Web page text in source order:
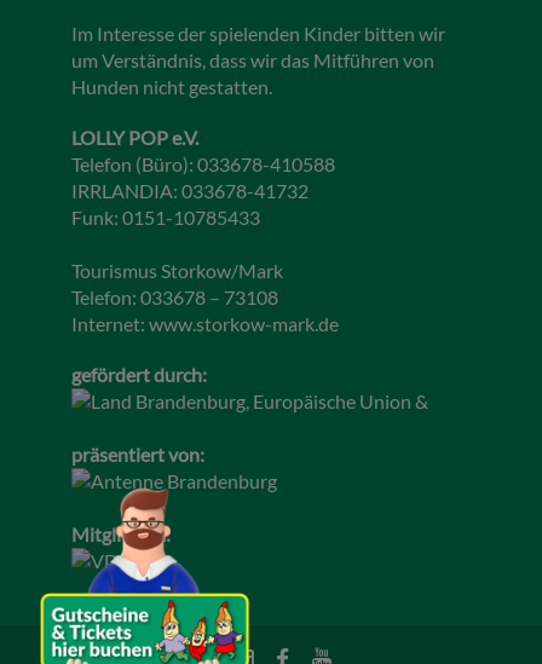
Im Interesse der spielenden Kinder bitten wir
um Verständnis, dass wir das Mitführen von
Hunden nicht gestatten.
LOLLY POP e.V.
Telefon (Büro): 033678-410588
IRRLANDIA: 033678-41732
Funk: 0151-10785433
Tourismus Storkow/Mark
Telefon: 033678 – 73108
Internet: www.storkow-mark.de
gefördert durch:
präsentiert von:
Mitglied im: